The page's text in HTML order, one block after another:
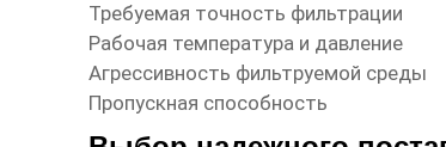
Требуемая точность фильтрации
Рабочая температура и давление
Агрессивность фильтруемой среды
Пропускная способность